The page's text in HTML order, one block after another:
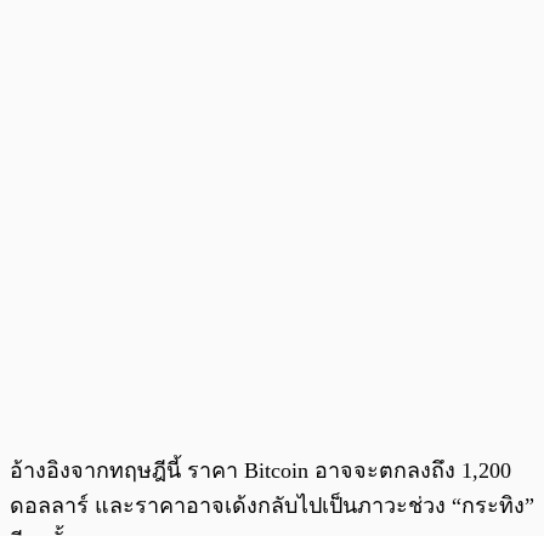
อ้างอิงจากทฤษฎีนี้ ราคา Bitcoin อาจจะตกลงถึง 1,200
ดอลลาร์ และราคาอาจเด้งกลับไปเป็นภาวะช่วง “กระทิง”